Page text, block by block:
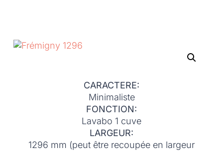
CARACTERE:
Minimaliste
FONCTION:
Lavabo 1 cuve
LARGEUR:
1296 mm (peut être recoupée en largeur